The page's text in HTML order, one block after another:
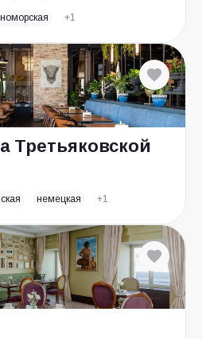
+1
Третьяковской
немецкая +1